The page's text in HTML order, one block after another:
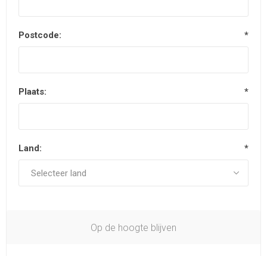
Postcode: *
Plaats: *
Land: *
Op de hoogte blijven